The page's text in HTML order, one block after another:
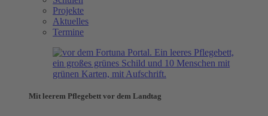
Projekte
Aktuelles
Termine
Mit leerem Pflegebett vor dem Landtag